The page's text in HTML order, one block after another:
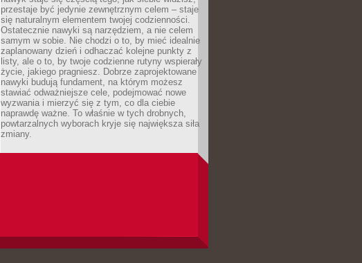
przestaje być jedynie zewnętrznym celem – staje
się naturalnym elementem twojej codzienności.
Ostatecznie nawyki są narzędziem, a nie celem
samym w sobie. Nie chodzi o to, by mieć idealnie
zaplanowany dzień i odhaczać kolejne punkty z
listy, ale o to, by twoje codzienne rutyny wspierały
życie, jakiego pragniesz. Dobrze zaprojektowane
nawyki budują fundament, na którym możesz
stawiać odważniejsze cele, podejmować nowe
wyzwania i mierzyć się z tym, co dla ciebie
naprawdę ważne. To właśnie w tych drobnych,
powtarzalnych wyborach kryje się największa siła
zmiany.